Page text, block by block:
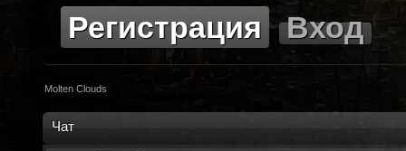
Регистрация Вход
Molten Clouds
Чат